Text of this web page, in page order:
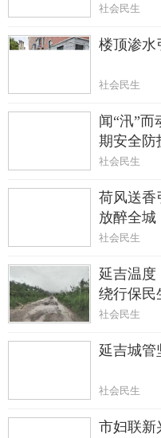
社会民生
楼顶渗水
社会民生
闻“汛”
期安全防
社会民生
荷风送香
放醉全城
社会民生
延吉温度
绕行保民
社会民生
延吉城管
社会民生
市妇联新